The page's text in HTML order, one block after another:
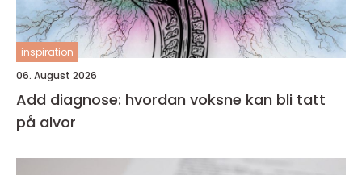
inspiration
06. August 2026
Add diagnose: hvordan voksne kan bli tatt
på alvor